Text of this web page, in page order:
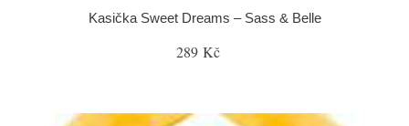
Kasička Sweet Dreams – Sass & Belle
289 Kč